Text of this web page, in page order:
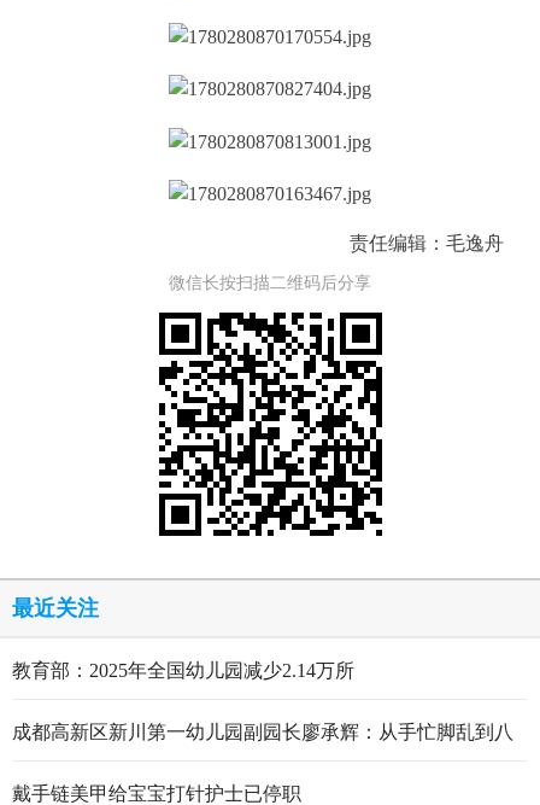
责任编辑：毛逸舟
微信长按扫描二维码后分享
最近关注
教育部：2025年全国幼儿园减少2.14万所
成都高新区新川第一幼儿园副园长廖承辉：从手忙脚乱到八
戴手链美甲给宝宝打针护士已停职